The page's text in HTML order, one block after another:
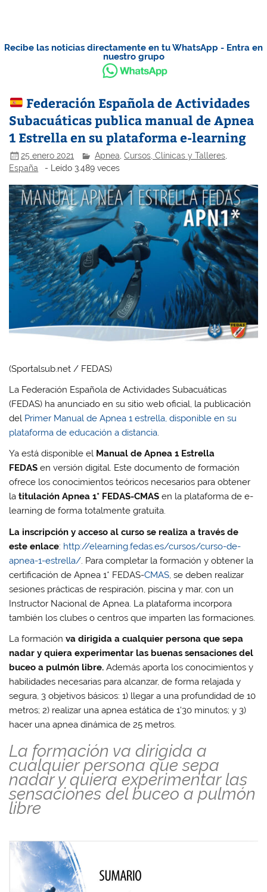
Recibe las noticias directamente en tu WhatsApp - Entra en
nuestro grupo
Federación Española de Actividades
Subacuáticas publica manual de Apnea
1 Estrella en su plataforma e-learning
25 enero 2021 Apnea ,Cursos, Clínicas y Talleres
España
- Leído 3.489 veces
(Sportalsub.net / FEDAS)
La Federación Española de Actividades Subacuáticas
(FEDAS) ha anunciado en su sitio web oficial, la publicación
del Primer Manual de Apnea 1 estrella, disponible en su
plataforma de educación a distancia.
Ya está disponible el Manual de Apnea 1 Estrella
FEDAS en versión digital. Este documento de formación
ofrece los conocimientos teóricos necesarios para obtener
latitulación Apnea 1* FEDAS-CMASen la plataforma de e-
learning de forma totalmente gratuita.
La inscripción y acceso al curso se realiza a través de
este enlace: http://elearning.fedas.es/cursos/curso-de-
apnea-1-estrella/. Para completar la formación y obtener la
certificación de Apnea 1* FEDAS-CMAS, se deben realizar
sesiones prácticas de respiración, piscina y mar, con un
Instructor Nacional de Apnea. La plataforma incorpora
también los clubes o centros que imparten las formaciones.
La formaciónva dirigida a cualquier persona que sepa
nadar y quiera experimentar las buenas sensaciones del
buceo a pulmón libre. Además aporta los conocimientos y
habilidades necesarias para alcanzar, de forma relajada y
segura, 3 objetivos básicos: 1) llegar a una profundidad de 10
metros; 2) realizar una apnea estática de 1’30 minutos; y 3)
hacer una apnea dinámica de 25 metros.
La formación va dirigida a
cualquier persona que sepa
nadar y quiera experimentar las
sensaciones del buceo a pulmón
libre